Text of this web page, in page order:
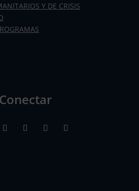
Y DE CRISIS
Conectar